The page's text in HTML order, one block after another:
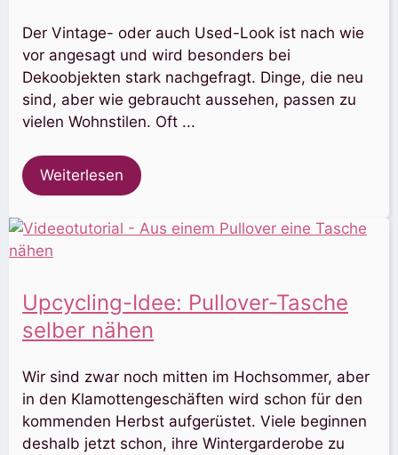
Der Vintage- oder auch Used-Look ist nach wie
vor angesagt und wird besonders bei
Dekoobjekten stark nachgefragt. Dinge, die neu
sind, aber wie gebraucht aussehen, passen zu
vielen Wohnstilen. Oft ...
Weiterlesen
Upcycling-Idee: Pullover-Tasche
selber nähen
Wir sind zwar noch mitten im Hochsommer, aber
in den Klamottengeschäften wird schon für den
kommenden Herbst aufgerüstet. Viele beginnen
deshalb jetzt schon, ihre Wintergarderobe zu